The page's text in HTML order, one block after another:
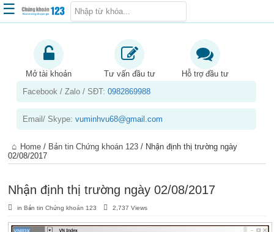
Trang chủ
Kiến thức chứng khoán
Kinh nghiệm đầu tư
Sản phẩm – dịch vụ
Chứng khoán phái sinh
☰
Mở tài khoản Tư vấn đầu tư
Hỗ trợ đầu tư
Facebook / Zalo / SĐT:0982869988
Email/ Skype:vuminhvu68@gmail.com
Home / Bản tin Chứng khoán 123 / Nhận định thị trường ngày
02/08/2017
Nhận định thị trường ngày 02/08/2017
inBản tin Chứng khoán 123 2,737 Views